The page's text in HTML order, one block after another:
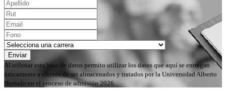
Enviar
Al rellenar esta base de datos permito utilizar los datos que aquí se entregan
únicamente a efectos de ser almacenados y tratados por la Universidad Alberto
Hurtado en el proceso de admisión 2026.